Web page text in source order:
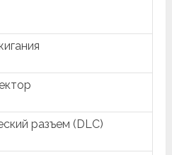
разъем (DLC)